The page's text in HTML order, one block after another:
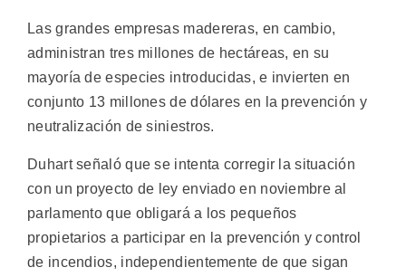
Las grandes empresas madereras, en cambio,
administran tres millones de hectáreas, en su
mayoría de especies introducidas, e invierten en
conjunto 13 millones de dólares en la prevención y
neutralización de siniestros.
Duhart señaló que se intenta corregir la situación
con un proyecto de ley enviado en noviembre al
parlamento que obligará a los pequeños
propietarios a participar en la prevención y control
de incendios, independientemente de que sigan